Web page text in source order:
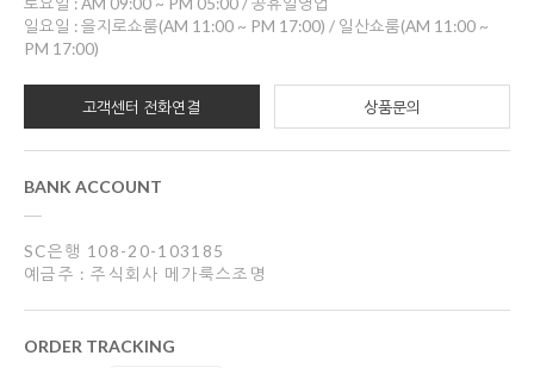
토요일 : AM 09:00 ~ PM 05:00 / 공휴일영업
일요일 : 을지로쇼룸(AM 11:00 ~ PM 17:00) / 일산쇼룸(AM 11:00 ~
PM 17:00)
고객센터 전화연결 상품문의
BANK ACCOUNT
SC은행 108-20-103185
예금주 : 주식회사 메가룩스조명
ORDER TRACKING